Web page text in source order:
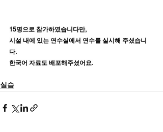
15명으로 참가하였습니다만,
시설 내에 있는 연수실에서 연수를 실시해 주셨습니
다.
한국어 자료도 배포해주셨어요.
실습